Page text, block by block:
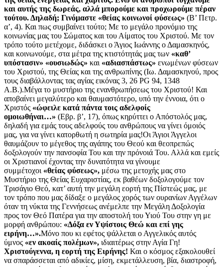
και αυτής της δωρεάς, αλλά μπορούμε και προχωρούμε πέραν
τούτου. Δηλαδή; Γινόμαστε «θείας κοινωνοί φύσεως» (Β’ Πετρ.
α’, 4). Και πως συμβαίνει τούτο; Με το μεγάλο προνόμιο της
κοινωνίας μας του Σώματος και του Αίματος του Χριστού. Με τον
τρόπο τούτο μετέχομε, διδάσκει ο Άγιος Ιωάννης ο Δαμασκηνός,
και κοινωνούμε, στα μέτρα της κτιστότητάς μας των «καθ’
υπόστασιν» «ουσιωδώς» και «αδιασπάστως» ενωμένων φύσεων
του Χριστού, της Θείας και της ανθρωπίνης (Ιω. Δαμασκηνού, προς
τους διαβάλλοντας τας αγίας εικόνας 3, 26 PG 94, 1348
Α.Β.).Μέγα το μυστήριο της ενανθρωπήσεως του Χριστού! Και
αποβαίνει μεγαλύτερο και θαυμαστότερο, υπό την έννοια, ότι ο
Χριστός «ώφειλε κατά πάντα τοις αδελφοίς
ομοιωθήναι…» (Εβρ. β’, 17), όπως κηρύττει ο Απόστολός μας,
δηλαδή για εμάς τους αδελφούς του ανθρώπους να γίνει όμοιός
μας, για να γίνει κατορθωτή η σωτηρία μας!Οι Άγιοι Άγγελοι
θαυμάζουν το μέγεθος της αγάπης του Θεού και θεοπρεπώς
δοξολογούν την πανσοφία Του και την πρόνοιά Του. Αλλά και εμείς
οι Χριστιανοί έχοντας την δυνατότητα να γίνουμε
συμμέτοχοι «θείας φύσεως», μέσω της μετοχής μας στο
Μυστήριο της Θείας Ευχαριστίας, εκ βαθέων δοξολογούμε τον
Τρισάγιο Θεό, κατ’ αυτή την μεγάλη εορτή της Πίστεώς μας, με
τον τρόπο που μας δίδαξε ο μεγάλος χορός των ουρανίων Αγγέλων
όταν τη νύκτα της Γεννήσεως ανέμελπε την Μεγάλη Δοξολογία
προς τον Θεό Πατέρα για την αποστολή του Υιού Του στην γη με
μορφή ανθρώπου: «Δόξα εν Υψίστοις Θεώ και επί γης
ειρήνη…».Μόνο που κι εφέτος ψάλλεται ο Αγγελικός αυτός
ύμνος «εν ακοαίς πολέμων», ιδιαιτέρως στην Αγία Γη!
Χριστούγεννα, η εορτή της Ειρήνης! Και ο κόσμος εξακολουθεί
να σπαράσσεται από αδικίες, μίση, εκμετάλλευση, βία, διαστροφή,